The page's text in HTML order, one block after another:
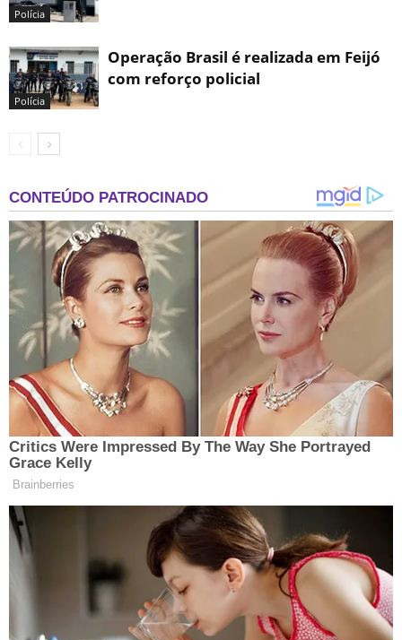
Polícia
Polícia
Operação Brasil é realizada em Feijó
com reforço policial